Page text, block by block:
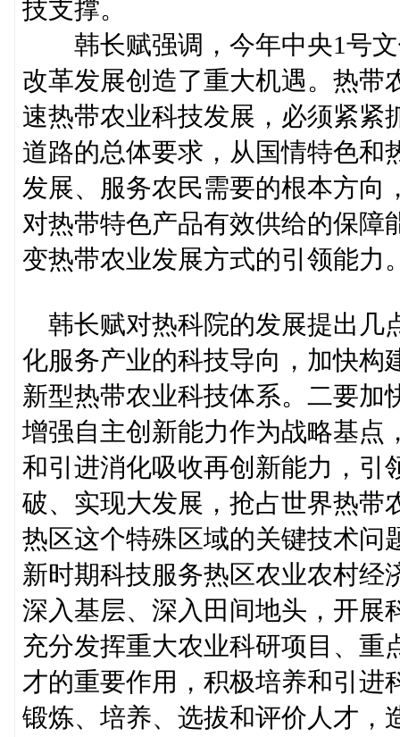
技支撑。
韩长赋强调，今年中央1号文
改革发展创造了重大机遇。热带
速热带农业科技发展，必须紧紧
道路的总体要求，从国情特色和
发展、服务农民需要的根本方向
对热带特色产品有效供给的保障
变热带农业发展方式的引领能力
韩长赋对热科院的发展提出几
化服务产业的科技导向，加快构
新型热带农业科技体系。二要加
增强自主创新能力作为战略基点
和引进消化吸收再创新能力，引
破、实现大发展，抢占世界热带
热区这个特殊区域的关键技术问
新时期科技服务热区农业农村经
深入基层、深入田间地头，开展
充分发挥重大农业科研项目、重
才的重要作用，积极培养和引进
锻炼、培养、选拔和评价人才，